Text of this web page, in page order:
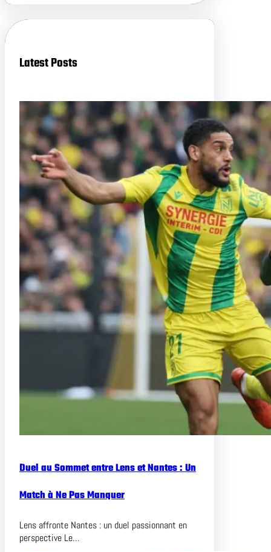
h
Latest Posts
Duel au Sommet entre Lens et Nantes : Un
Match à Ne Pas Manquer
Lens affronte Nantes : un duel passionnant en
perspective Le…